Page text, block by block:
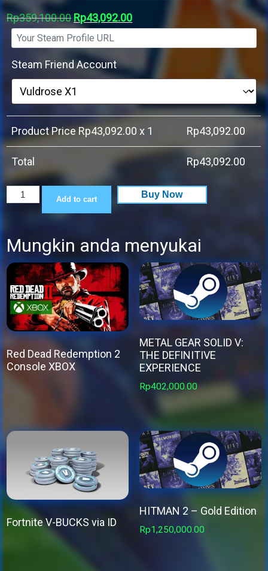
Rp359,100.00Original
price
was:
Rp359,100.00.
Rp43,092.00Current
is:
Rp43,092.00.
Steam Friend Account
Product Price Rp43,092.00 x 1 Rp43,092.00
Total Rp43,092.00
Captain
Tsubasa:
of
New
Champions
quantity
Add to cart Buy Now
Mungkin anda menyukai
Red Dead Redemption 2
Console XBOX
multiple
variants.
options
may
be
METAL GEAR SOLID V:
THE DEFINITIVE
EXPERIENCE
Rp402,000.00
Fortnite V-BUCKS via ID
HITMAN 2 – Gold Edition
Rp1,250,000.00